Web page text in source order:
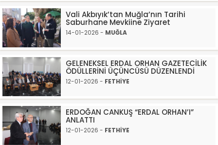
Vali Akbıyık’tan Muğla’nın Tarihi
Saburhane Mevkiine Ziyaret
14-01-2026 - MUĞLA
GELENEKSEL ERDAL ORHAN GAZETECİLİK
ÖDÜLLERİNİ ÜÇÜNCÜSÜ DÜZENLENDİ
12-01-2026 - FETHİYE
ERDOĞAN CANKUŞ “ERDAL ORHAN’I”
ANLATTI
12-01-2026 - FETHİYE